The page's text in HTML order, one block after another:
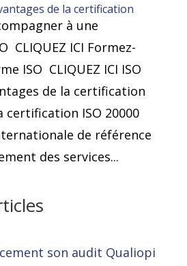
de la certification
à une
CLIQUEZ ICI Formez-
ISO CLIQUEZ ICI ISO
de la certification
ISO 20000
de référence
des services...
son audit Qualiopi